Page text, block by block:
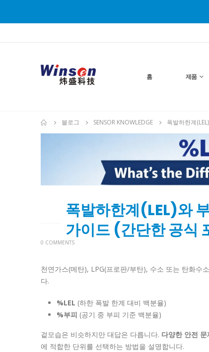
홈 제품
블로그 SENSOR KNOWLEDGE 폭발하한계
폭발하한계(LEL)와
가이드 (간단한 공식
0 COMMENTS
천연가스(메탄), LPG(프로판/부탄), 수소 또는 탄화수
다.
%LEL (하한 폭발 한계 대비 백분율)
%부피 (공기 중 부피 기준 백분율)
겉모습은 비슷하지만 대답은 다릅니다. 다양한 안전 문
에 적합한 단위를 선택하는 방법을 설명합니다.